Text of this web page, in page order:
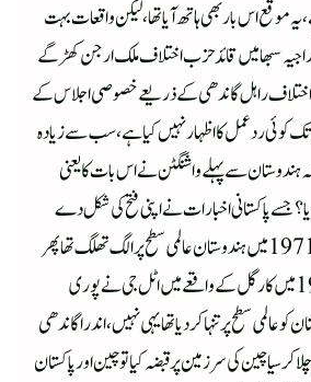
موقع اس بار بھی ہاتھ آیاتھا، لیکن واقعات بہت
سبھا میں قائد حزب اختلاف ملک ارجن کھڑگے
اختلاف راہل گاندھی کے ذریعے خصوصی اجلاس کے
کوئی رد عمل کا اظہار نہیں کیا ہے،سب سے زیادہ
سے پہلے واشنگٹن نے اس بات کا یعنی
جسے پاکستانی اخبارات نے اپنی فتح کی شکل دے
دی، جبکہ حقیقت یہ ہے کہ 1971 میں ہندوستان عالمی سطح پر الگ تھلگ تھا پھر
بھی اس نے جو چاہا کیا، 1999میں کارگل کے واقعے میں اٹل جی نے پوری
عالمی سطح پر تنہا کر دیا تھا یہی نہیں،اندرا گاندھی
سیاچین کی سرزمین پر قبضہ کیا تو چین اور پاکستان